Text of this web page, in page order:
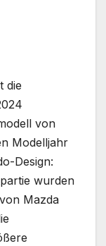
die
von
Modelljahr
Design:
wurden
Mazda